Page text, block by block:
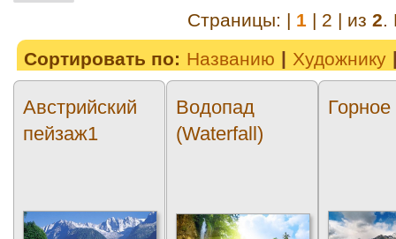
Страницы: | 1 | 2 | из 2.
Сортировать по: Названию Художнику
Австрийский
пейзаж1
Водопад
(Waterfall)
Горное